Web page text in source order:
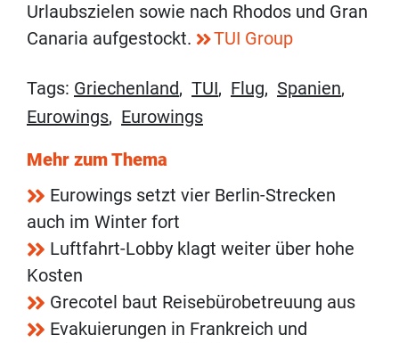
Urlaubszielen sowie nach Rhodos und Gran
Canaria aufgestockt.
TUI Group
Tags: Griechenland, TUI, Flug, Spanien,
Eurowings, Eurowings
Mehr zum Thema
Eurowings setzt vier Berlin-Strecken
auch im Winter fort
Luftfahrt-Lobby klagt weiter über hohe
Kosten
Grecotel baut Reisebürobetreuung aus
Evakuierungen in Frankreich und